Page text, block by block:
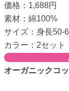
価格：1,688円
素材：綿100%
サイズ：身長50-
カラー：2セット
オーガニックコ